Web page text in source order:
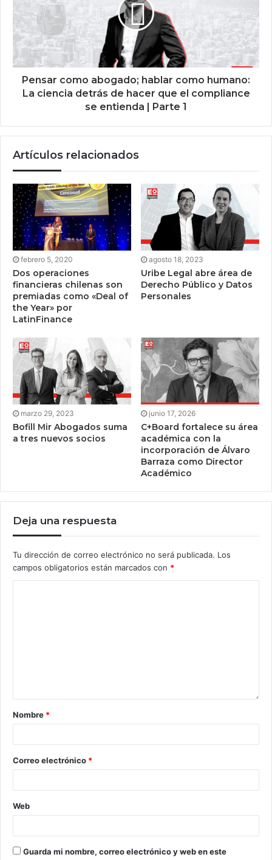
Pensar como abogado; hablar como humano:
La ciencia detrás de hacer que el compliance
se entienda | Parte 1
Artículos relacionados
febrero 5, 2020
Dos operaciones
financieras chilenas son
premiadas como «Deal of
the Year» por
LatinFinance
agosto 18, 2023
Uribe Legal abre área de
Derecho Público y Datos
Personales
marzo 29, 2023
Bofill Mir Abogados suma
a tres nuevos socios
junio 17, 2026
C+Board fortalece su área
académica con la
incorporación de Álvaro
Barraza como Director
Académico
Deja una respuesta
Tu dirección de correo electrónico no será publicada. Los
campos obligatorios están marcados con *
Nombre *
Correo electrónico *
Web
Guarda mi nombre, correo electrónico y web en este